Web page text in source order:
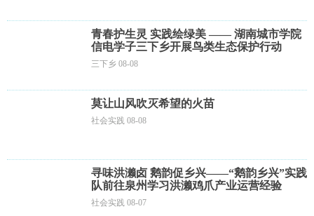
青春护生灵 实践绘绿美 —— 湖南城市学院
信电学子三下乡开展鸟类生态保护行动
三下乡 08-08
莫让山风吹灭希望的火苗
社会实践 08-08
寻味洪濑卤 鹅韵促乡兴——“鹅韵乡兴”实践
队前往泉州学习洪濑鸡爪产业运营经验
社会实践 08-07